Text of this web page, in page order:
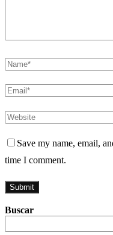
Save my name, email,
time I comment.
Buscar